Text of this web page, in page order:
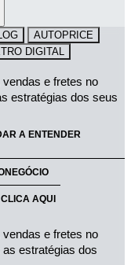
AUTOPRICE
DIGITAL
e fretes no
estratégias dos seus
A ENTENDER
AQUI
e fretes no
estratégias dos